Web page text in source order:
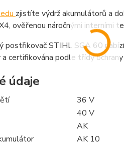
zjistíte výdrž akumulátorů a
ověřenou náročnými interními
postřikovač STIHL SGA 60
certifikována podle třídy
údaje
36 V
40 V
AK
AK 10